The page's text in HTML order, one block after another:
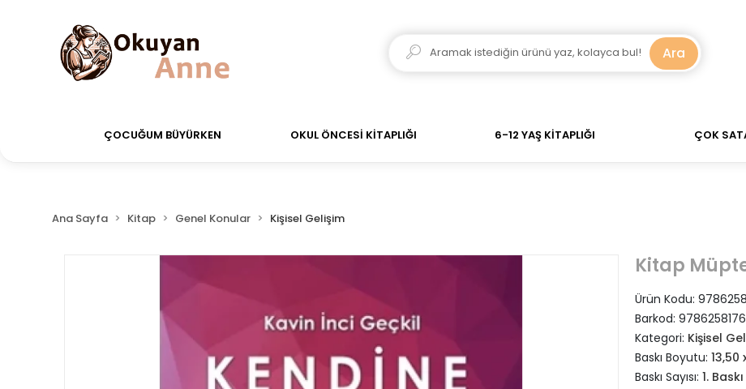
siparişler Aynı Gün Kargo! Saat 11:00'a kadar verdiğiniz siparişler Aynı Gün Kargo! 700 TL Üzeri
Ara
ÇOCUĞUM BÜYÜRKEN OKUL ÖNCESİ KİTAPLIĞI 6-12 YAŞ KİTAPLIĞI ÇOK
Ana Sayfa Kitap Genel Konular Kişisel Gelişim
Kitap
Ürün Kodu:
Barkod:
Kategori: Kişisel
Baskı Boyutu: 13,50
Baskı Sayısı: 1. Baskı